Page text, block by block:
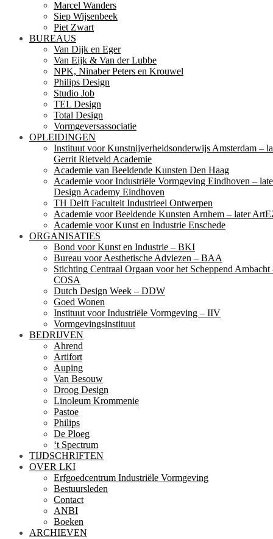
Marcel Wanders
Siep Wijsenbeek
Piet Zwart
BUREAUS
Van Dijk en Eger
Van Eijk & Van der Lubbe
NPK, Ninaber Peters en Krouwel
Philips Design
Studio Job
TEL Design
Total Design
Vormgeversassociatie
OPLEIDINGEN
Instituut voor Kunstnijverheidsonderwijs Amsterdam –
Gerrit Rietveld Academie
Academie van Beeldende Kunsten Den Haag
Academie voor Industriële Vormgeving Eindhoven –
Design Academy Eindhoven
TH Delft Faculteit Industrieel Ontwerpen
Academie voor Beeldende Kunsten Arnhem – later
Academie voor Kunst en Industrie Enschede
ORGANISATIES
Bond voor Kunst en Industrie – BKI
Bureau voor Aesthetische Adviezen – BAA
Stichting Centraal Orgaan voor het Scheppend Ambacht
COSA
Dutch Design Week – DDW
Goed Wonen
Instituut voor Industriële Vormgeving – IIV
Vormgevingsinstituut
BEDRIJVEN
Ahrend
Artifort
Auping
Van Besouw
Droog Design
Linoleum Krommenie
Pastoe
Philips
De Ploeg
‘t Spectrum
TIJDSCHRIFTEN
OVER LKI
Erfgoedcentrum Industriële Vormgeving
Bestuursleden
Contact
ANBI
Boeken
ARCHIEVEN